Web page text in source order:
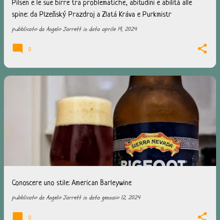
Pilsen e le sue birre tra problematiche, abitudini e abilità alle
spine: da Plzeňský Prazdroj a Zlatá Kráva e Purkmistr
pubblicato daAngelo Jarrett in dataaprile 19, 2024
0
Conoscere uno stile: American Barleywine
pubblicato daAngelo Jarrett in datagennaio 12, 2024
0